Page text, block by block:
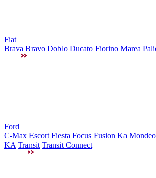
Fiat
Brava Bravo Doblo Ducato Fiorino Marea
Ford
C-Max Escort Fiesta Focus Fusion Ka Mondeo
KA Transit Transit Connect